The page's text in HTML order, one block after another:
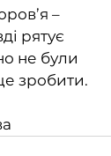
–
рятує
не були
зробити.